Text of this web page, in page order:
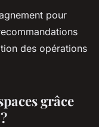
pour
des opérations
grâce